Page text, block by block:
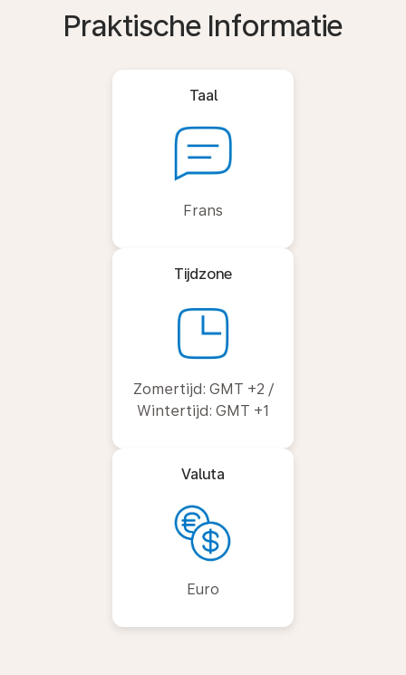
Praktische Informatie
Taal
Frans
Tijdzone
Zomertijd: GMT +2 /
Wintertijd: GMT +1
Valuta
Euro